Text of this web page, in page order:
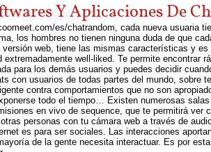
Y Aplicaciones De
es/chatrandom, cada nueva usuaria
los hombres no tienen ninguna duda de que
web, tiene las mismas características y
extremadamente well-liked. Te permite encontrar
para los demás usuarios y puedes decidir
con usuarios de todas partes del mundo, sobre
contra comportamientos que no son
todo el tiempo… Existen numerosas
en vivo de sequence, que te permitirá
personas con tu cámara web a través de
es para ser sociales. Las interacciones
de la gente necesita interactuar. Es por